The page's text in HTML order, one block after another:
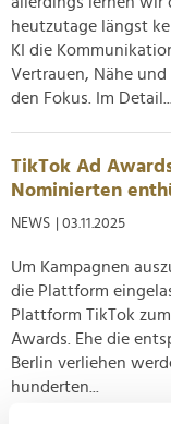
heutzutage längst
KI die
Vertrauen, Nähe
den Fokus. Im Detail...
TikTok Ad
Nominierten
NEWS | 03.11.2025
Um Kampagnen
die Plattform
Plattform TikTok
Awards. Ehe die
Berlin verliehen
hunderten...